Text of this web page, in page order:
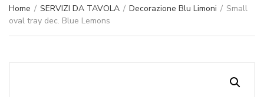
Home / SERVIZI DA TAVOLA / Decorazione Blu Limoni / Small
oval tray dec. Blue Lemons